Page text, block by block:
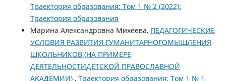
Траектория образования: Том 1 № 2 (2022):
Траектория образования
Марина Александровна Михеева, ПЕДАГОГИЧЕСКИЕ
УСЛОВИЯ РАЗВИТИЯ ГУМАНИТАРНОГОМЫШЛЕНИЯ
ШКОЛЬНИКОВ (НА ПРИМЕРЕ
ДЕЯТЕЛЬНОСТИДЕТСКОЙ ПРАВОСЛАВНОЙ
АКАДЕМИИ) , Траектория образования: Том 1 № 1